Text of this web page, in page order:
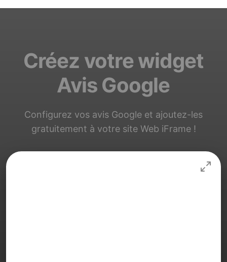
Créez votre widget
Avis Google
Configurez vos avis Google et ajoutez-les
gratuitement à votre site Web iFrame !